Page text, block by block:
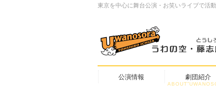
東京を中心に舞台公演・お笑いライブで活
公演情報 劇団紹介